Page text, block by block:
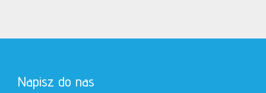
Napisz do nas